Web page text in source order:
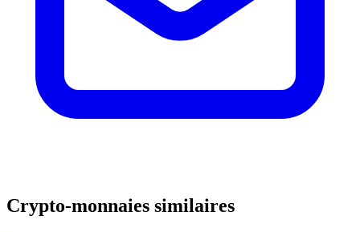
Crypto-monnaies similaires